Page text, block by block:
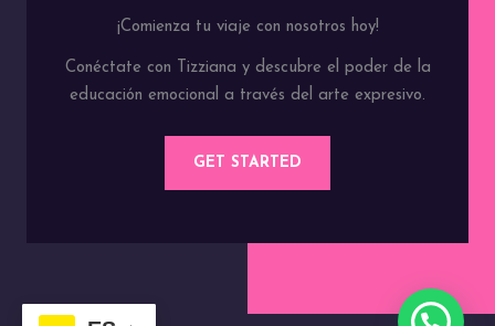
¡Comienza tu viaje con nosotros hoy!
Conéctate con Tizziana y descubre el poder de la
educación emocional a través del arte expresivo.
GET STARTED